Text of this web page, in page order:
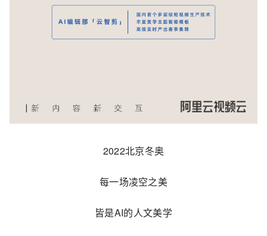
2022北京冬奥
每一场凌空之美
皆是AI的人文美学